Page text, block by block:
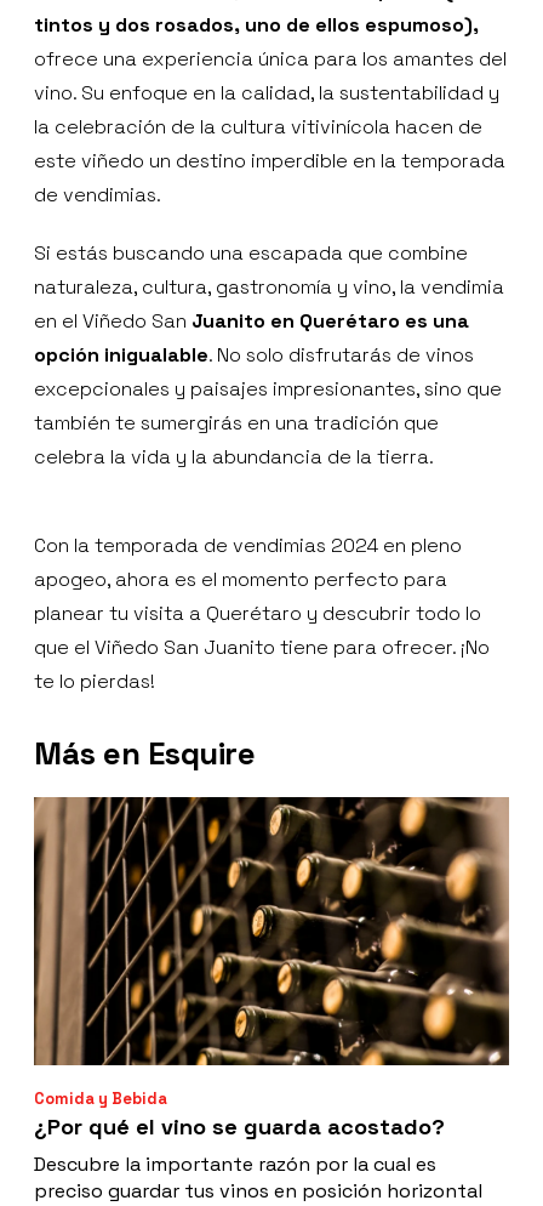
tintos y dos rosados, uno de ellos espumoso),
ofrece una experiencia única para los amantes del
vino. Su enfoque en la calidad, la sustentabilidad y
la celebración de la cultura vitivinícola hacen de
este viñedo un destino imperdible en la temporada
de vendimias.
Si estás buscando una escapada que combine
naturaleza, cultura, gastronomía y vino, la vendimia
en el Viñedo San Juanito en Querétaro es una
opción inigualable. No solo disfrutarás de vinos
excepcionales y paisajes impresionantes, sino que
también te sumergirás en una tradición que
celebra la vida y la abundancia de la tierra.
Con la temporada de vendimias 2024 en pleno
apogeo, ahora es el momento perfecto para
planear tu visita a Querétaro y descubrir todo lo
que el Viñedo San Juanito tiene para ofrecer. ¡No
te lo pierdas!
Más en Esquire
Comida y Bebida
¿Por qué el vino se guarda acostado?
Descubre la importante razón por la cual es
preciso guardar tus vinos en posición horizontal